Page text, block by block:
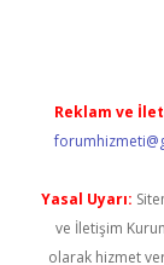
Reklam ve
Yasal Uyarı:
ve İletişim
olarak hizmet